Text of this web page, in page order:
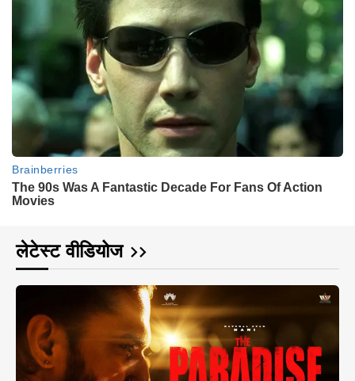
लेटेस्ट वीडियोज